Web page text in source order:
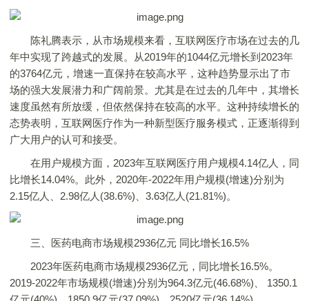
陈礼腾表示，从市场规模来看，互联网医疗市场在过去的几
年中实现了跨越式的发展。从2019年的1044亿元增长到2023年
的3764亿元，增速一直保持在较高水平，这种趋势显示出了市
场的强大发展潜力和广阔前景。尤其是在过去的几年中，其增长
速度虽然有所放缓，但依然保持在较高的水平。这种持续增长的
态势表明，互联网医疗作为一种新型医疗服务模式，正逐渐得到
广大用户的认可和接受。
在用户规模方面，2023年互联网医疗用户规模4.14亿人，同
比增长14.04%。此外，2020年-2022年用户规模(增速)分别为
2.15亿人、2.98亿人(38.6%)、3.63亿人(21.81%)。
三、医药电商市场规模2936亿元 同比增长16.5%
2023年医药电商市场规模2936亿元，同比增长16.5%。
2019-2022年市场规模(增速)分别为964.3亿元(46.68%)、 1350.1